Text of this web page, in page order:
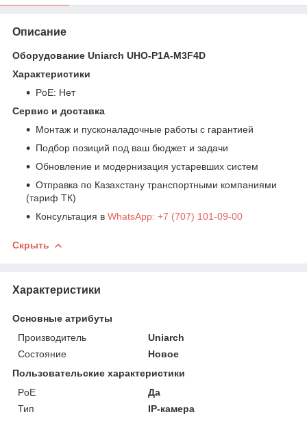
Описание
Оборудование Uniarch UHO-P1A-M3F4D
Характеристики
PoE: Нет
Сервис и доставка
Монтаж и пусконаладочные работы с гарантией
Подбор позиций под ваш бюджет и задачи
Обновление и модернизация устаревших систем
Отправка по Казахстану транспортными компаниями
(тариф ТК)
Консультация в WhatsApp: +7 (707) 101-09-00
Скрыть
Характеристики
Основные атрибуты
Производитель
Uniarch
Состояние
Новое
Пользовательские характеристики
PoE
Да
Тип
IP-камера